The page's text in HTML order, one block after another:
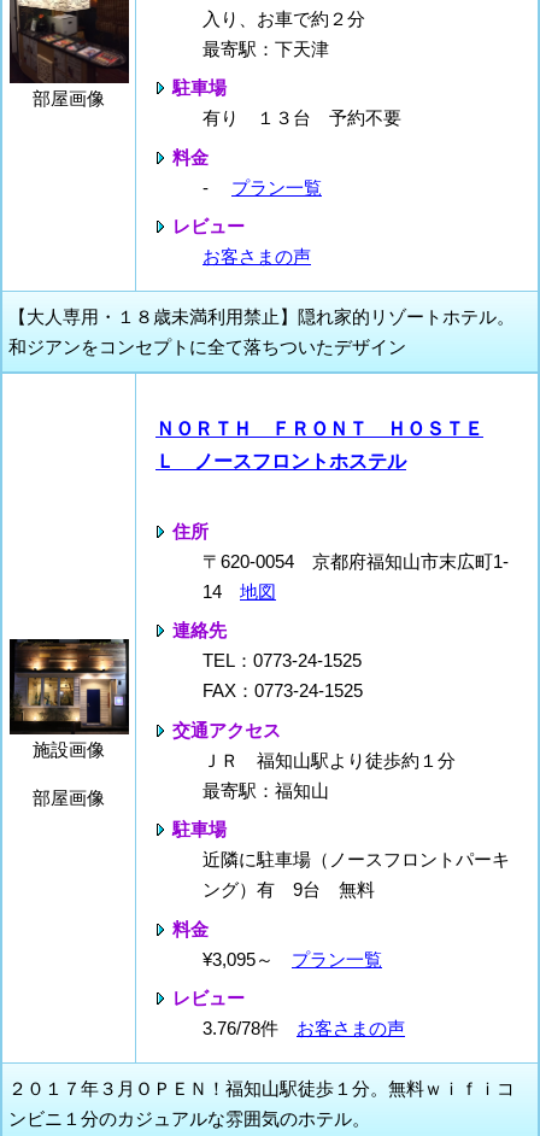
部屋画像
入り、お車で約２分
最寄駅：下天津
駐車場
有り １３台 予約不要
料金
- プラン一覧
レビュー
お客さまの声
【大人専用・１８歳未満利用禁止】隠れ家的リゾートホテル。
和ジアンをコンセプトに全て落ちついたデザイン
施設画像
部屋画像
ＮＯＲＴＨ ＦＲＯＮＴ ＨＯＳＴＥ
Ｌ ノースフロントホステル
住所
〒620-0054 京都府福知山市末広町1-
14 地図
連絡先
TEL：0773-24-1525
FAX：0773-24-1525
交通アクセス
ＪＲ 福知山駅より徒歩約１分
最寄駅：福知山
駐車場
近隣に駐車場（ノースフロントパーキ
ング）有 9台 無料
料金
¥3,095～ プラン一覧
レビュー
3.76/78件 お客さまの声
２０１７年３月ＯＰＥＮ！福知山駅徒歩１分。無料ｗｉｆｉコ
ンビニ１分のカジュアルな雰囲気のホテル。